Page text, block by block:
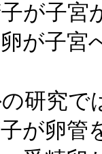
が子宮
が子宮
研究
が卵管